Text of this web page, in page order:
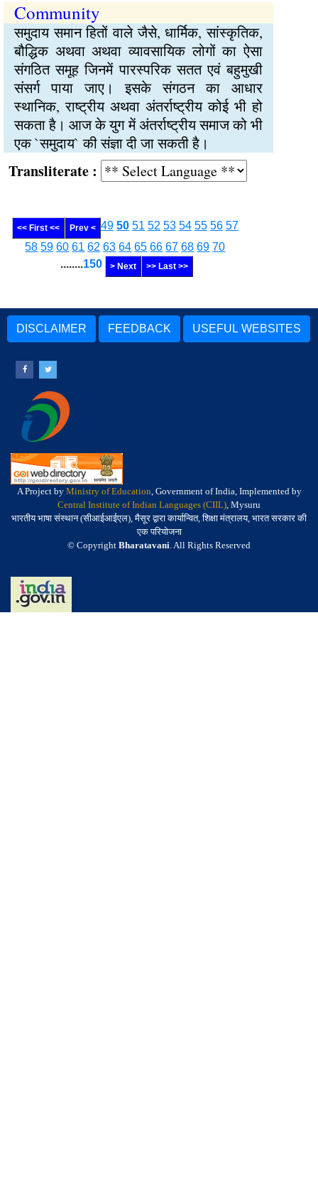
Community
समुदाय समान हितों वाले जैसे, धार्मिक, सांस्कृतिक,
बौद्धिक अथवा अथवा व्यावसायिक लोगों का ऐसा
संगठित समूह जिनमें पारस्परिक सतत एवं बहुमुखी
संसर्ग पाया जाए। इसके संगठन का आधार
स्थानिक, राष्ट्रीय अथवा अंतर्राष्ट्रीय कोई भी हो
सकता है। आज के युग में अंतर्राष्ट्रीय समाज को भी
एक `समुदाय` की संज्ञा दी जा सकती है।
:
<< First << Prev < 49 50 51 52 53 54 55 56 57
58 59 60 61 62 63 64 65 66 67 68 69 70
........150 > Next >> Last >>
DISCLAIMER FEEDBACK USEFUL WEBSITES
A Project by Ministry of Education, Government of India, Implemented by
Central Institute of Indian Languages (CIIL), Mysuru
भारतीय भाषा संस्थान (सीआईआईएल), मैसूर द्वारा कार्यान्वित, शिक्षा मंत्रालय, भारत सरकार की
एक परियोजना
© Copyright Bharatavani. All Rights Reserved